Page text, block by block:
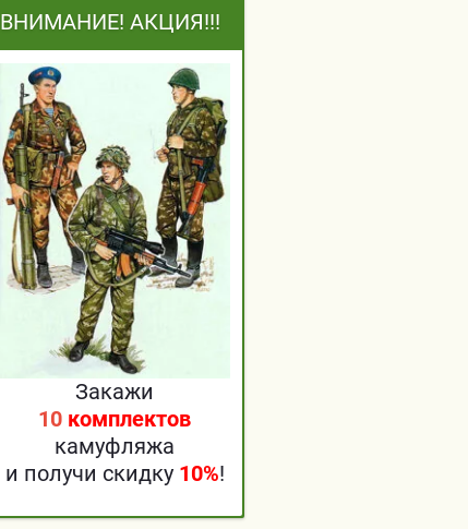
ВНИМАНИЕ! АКЦИЯ!!!
Закажи
10 комплектов
камуфляжа
и получи скидку 10%!